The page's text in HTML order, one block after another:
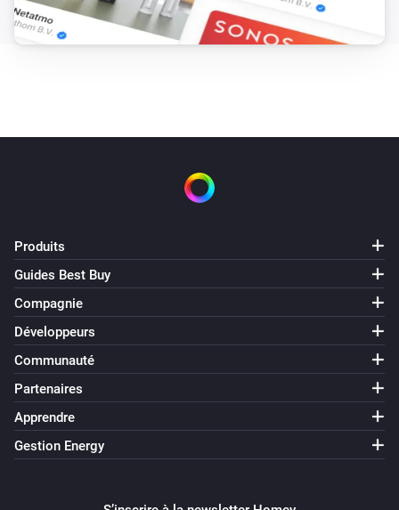
Produits
Guides Best Buy
Compagnie
Développeurs
Communauté
Partenaires
Apprendre
Gestion Energy